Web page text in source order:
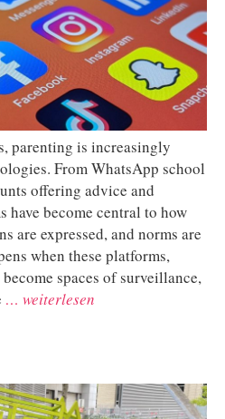
parenting is increasingly
From WhatsApp school
offering advice and
become central to how
are expressed, and norms are
when these platforms,
spaces of surveillance,
… weiterlesen